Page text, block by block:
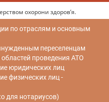
охорони здоров’я.
по отраслям и основным
переселенцам
проведения АТО
юридических лиц
физических лиц -
для нотариусов)